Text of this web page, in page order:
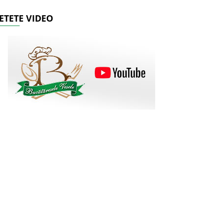
VIDEO